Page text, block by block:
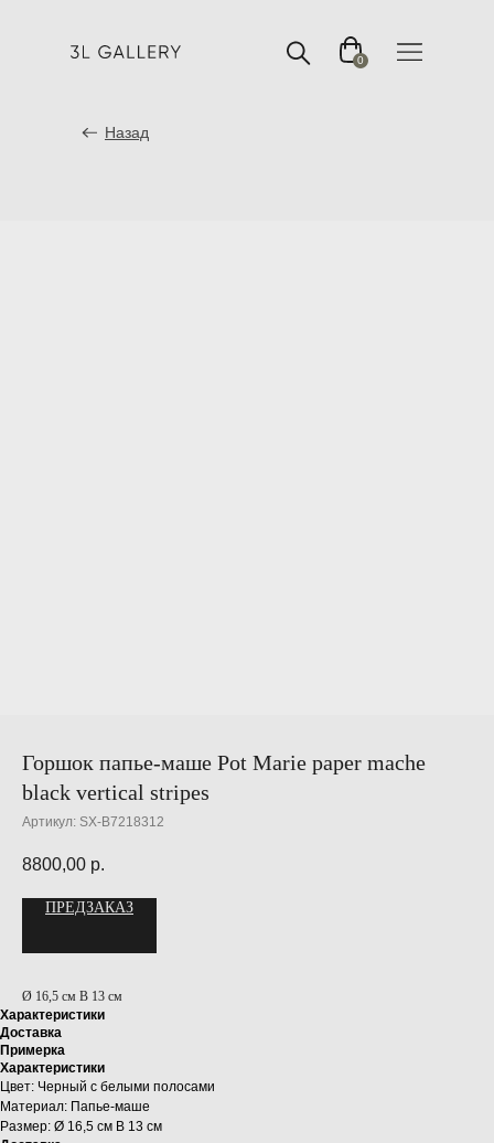
0
Назад
Горшок папье-маше Pot Marie paper mache
black vertical stripes
Артикул: SX-B7218312
8800,00 р.
ПРЕДЗАКАЗ
Ø 16,5 см В 13 см
Характеристики
Доставка
Примерка
Характеристики
Цвет: Черный с белыми полосами
Материал: Папье-маше
Размер: Ø 16,5 см В 13 см